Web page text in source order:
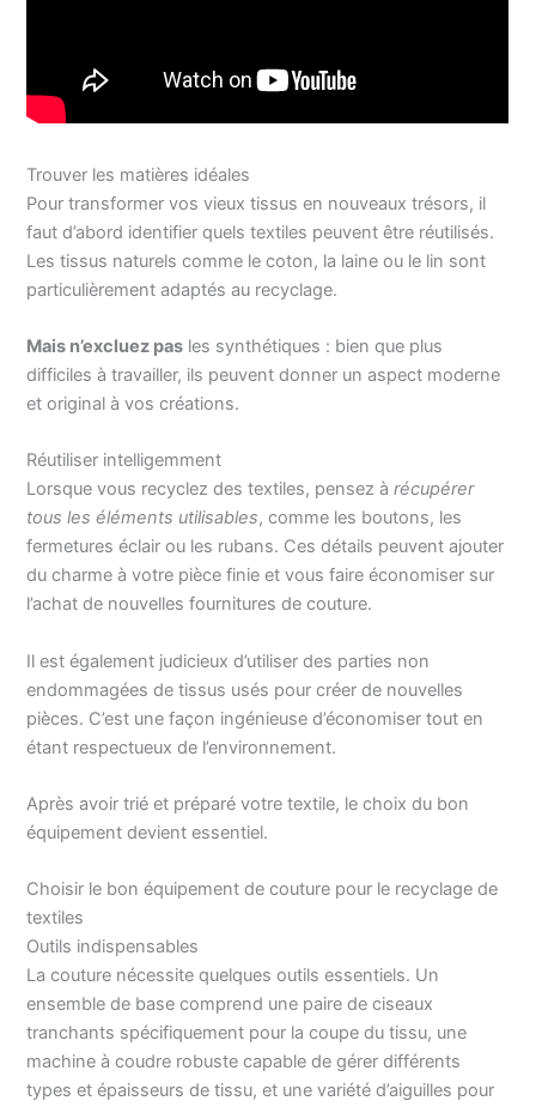
Trouver les matières idéales
Pour transformer vos vieux tissus en nouveaux trésors, il
faut d’abord identifier quels textiles peuvent être réutilisés.
Les tissus naturels comme le coton, la laine ou le lin sont
particulièrement adaptés au recyclage.
Mais n’excluez pas les synthétiques : bien que plus
difficiles à travailler, ils peuvent donner un aspect moderne
et original à vos créations.
Réutiliser intelligemment
Lorsque vous recyclez des textiles, pensez àrécupérer
tous les éléments utilisables, comme les boutons, les
fermetures éclair ou les rubans. Ces détails peuvent ajouter
du charme à votre pièce finie et vous faire économiser sur
l’achat de nouvelles fournitures de couture.
Il est également judicieux d’utiliser des parties non
endommagées de tissus usés pour créer de nouvelles
pièces. C’est une façon ingénieuse d’économiser tout en
étant respectueux de l’environnement.
Après avoir trié et préparé votre textile, le choix du bon
équipement devient essentiel.
Choisir le bon équipement de couture pour le recyclage de
textiles
Outils indispensables
La couture nécessite quelques outils essentiels. Un
ensemble de base comprend une paire de ciseaux
tranchants spécifiquement pour la coupe du tissu, une
machine à coudre robuste capable de gérer différents
types et épaisseurs de tissu, et une variété d’aiguilles pour